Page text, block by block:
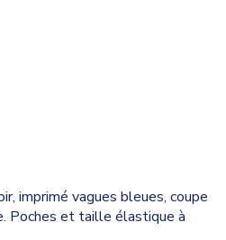
imprimé vagues bleues, coupe
Poches et taille élastique à